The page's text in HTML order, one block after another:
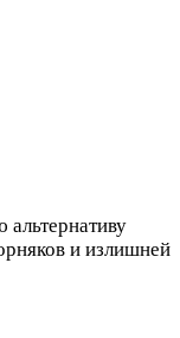
и излишней